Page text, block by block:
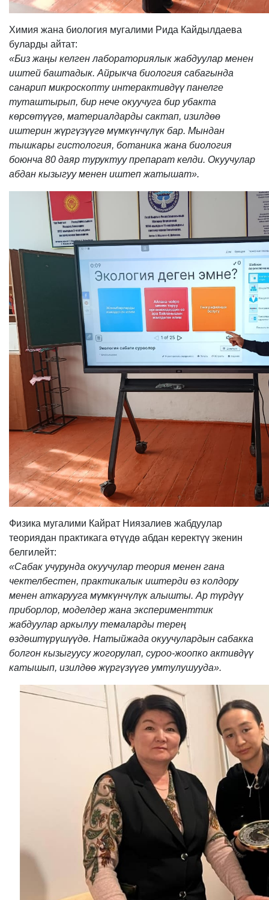
Химия жана биология мугалими Рида Кайдылдаева
буларды айтат:
«Биз жаңы келген лабораториялык жабдуулар менен
иштей баштадык. Айрыкча биология сабагында
санарип микроскопту интерактивдүү панелге
туташтырып, бир нече окуучуга бир убакта
көрсөтүүгө, материалдарды сактап, изилдөө
иштерин жүргүзүүгө мүмкүнчүлүк бар. Мындан
тышкары гистология, ботаника жана биология
боюнча 80 даяр туруктуу препарат келди. Окуучулар
абдан кызыгуу менен иштеп жатышат».
Физика мугалими Кайрат Ниязалиев жабдуулар
теориядан практикага өтүүдө абдан керектүү экенин
белгилейт:
«Сабак учурунда окуучулар теория менен гана
чектелбестен, практикалык иштерди өз колдору
менен аткарууга мүмкүнчүлүк алышты. Ар түрдүү
приборлор, моделдер жана эксперименттик
жабдуулар аркылуу темаларды терең
өздөштүрүшүүдө. Натыйжада окуучулардын сабакка
болгон кызыгуусу жогорулап, суроо-жоопко активдүү
катышып, изилдөө жүргүзүүгө умтулушууда».